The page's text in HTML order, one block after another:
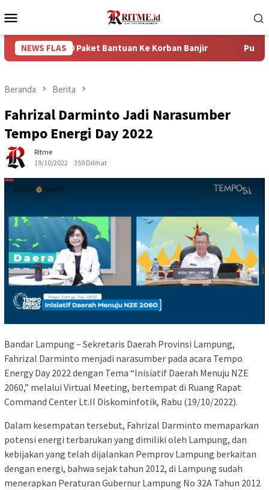
ke
Mobile
NEWS FLAS
750 Paket Bantuan Ke Korban Banjir Puncak Arus
Beranda Berita
Fahrizal Darminto Jadi Narasumber
Tempo Energi Day 2022
Ritme
19/10/2022
359 Dilihat
Bandar Lampung – Sekretaris Daerah Provinsi Lampung,
Fahrizal Darminto menjadi narasumber pada acara Tempo
Energy Day 2022 dengan Tema “Inisiatif Daerah Menuju NZE
2060,” melalui Virtual Meeting, bertempat di Ruang Rapat
Command Center Lt.II Diskominfotik, Rabu (19/10/2022).
Dalam kesempatan tersebut, Fahrizal Darminto memaparkan
potensi energi terbarukan yang dimiliki oleh Lampung, dan
kebijakan yang telah dijalankan Pemprov Lampung berkaitan
dengan energi, bahwa sejak tahun 2012, di Lampung sudah
menerapkan Peraturan Gubernur Lampung No 32A Tahun 2012